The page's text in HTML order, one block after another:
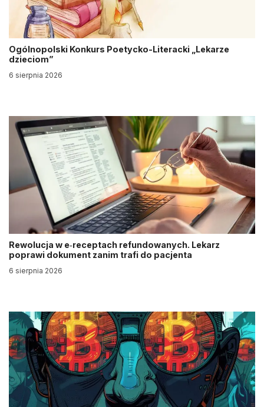
Ogólnopolski Konkurs Poetycko-Literacki „Lekarze
dzieciom”
6 sierpnia 2026
Rewolucja w e‑receptach refundowanych. Lekarz
poprawi dokument zanim trafi do pacjenta
6 sierpnia 2026